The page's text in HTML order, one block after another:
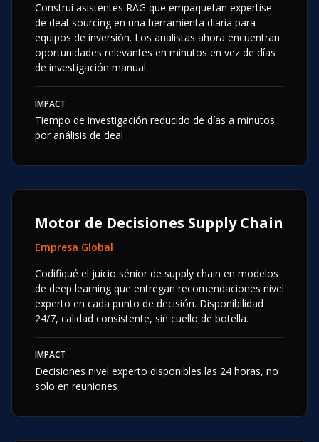
Construí asistentes RAG que empaquetan expertise
de deal-sourcing en una herramienta diaria para
equipos de inversión. Los analistas ahora encuentran
oportunidades relevantes en minutos en vez de días
de investigación manual.
IMPACT
Tiempo de investigación reducido de días a minutos
por análisis de deal
Motor de Decisiones Supply Chain
Empresa Global
Codifiqué el juicio sénior de supply chain en modelos
de deep learning que entregan recomendaciones nivel
experto en cada punto de decisión. Disponibilidad
24/7, calidad consistente, sin cuello de botella.
IMPACT
Decisiones nivel experto disponibles las 24 horas, no
solo en reuniones